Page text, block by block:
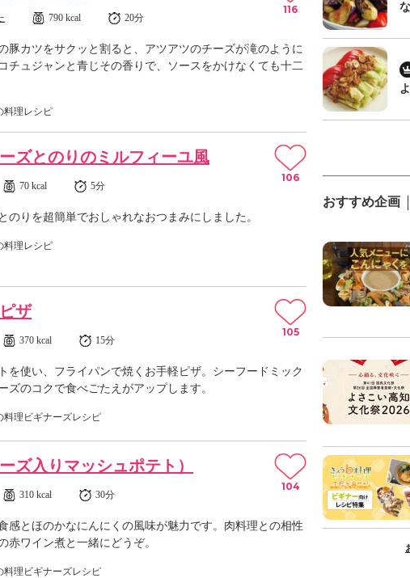
790 kcal 20分
豚カツをサクッと割ると、アツアツのチーズが滝のように
チュジャンと青じその香りで、ソースをかけなくても十二
料理レシピ
116
ズとのりのミルフィーユ風
70 kcal 5分
のりを超簡単でおしゃれなおつまみにしました。
料理レシピ
106
ザ
370 kcal 15分
を使い、フライパンで焼くお手軽ピザ。シーフードミック
ズのコクで食べごたえがアップします。
料理ビギナーズレシピ
105
ズ入りマッシュポテト）
310 kcal 30分
感とほのかなにんにくの風味が魅力です。肉料理との相性
赤ワイン煮と一緒にどうぞ。
料理ビギナーズレシピ
104
おすすめ企画